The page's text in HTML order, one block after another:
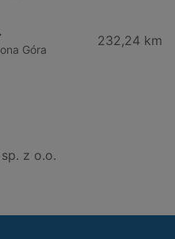
Góra
232,24 km
z o.o.